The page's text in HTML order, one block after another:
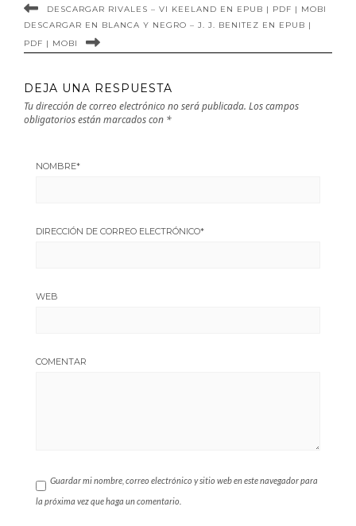
DESCARGAR RIVALES – VI KEELAND EN EPUB | PDF | MOBI
DESCARGAR EN BLANCA Y NEGRO – J. J. BENITEZ EN EPUB |
PDF | MOBI
DEJA UNA RESPUESTA
Tu dirección de correo electrónico no será publicada. Los campos
obligatorios están marcados con *
NOMBRE*
DIRECCIÓN DE CORREO ELECTRÓNICO*
WEB
COMENTAR
Guardar mi nombre, correo electrónico y sitio web en este navegador para
la próxima vez que haga un comentario.